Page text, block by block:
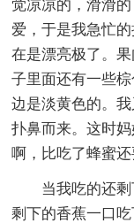
觉凉凉的，滑滑
爱，于是我急忙
在是漂亮极了。
子里面还有一些
边是淡黄色的。
扑鼻而来。这时
啊，比吃了蜂蜜还
当我吃的还
剩下的香蕉一口